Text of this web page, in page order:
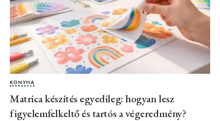
KONYHA
Matrica készítés egyedileg: hogyan lesz
figyelemfelkeltő és tartós a végeredmény?